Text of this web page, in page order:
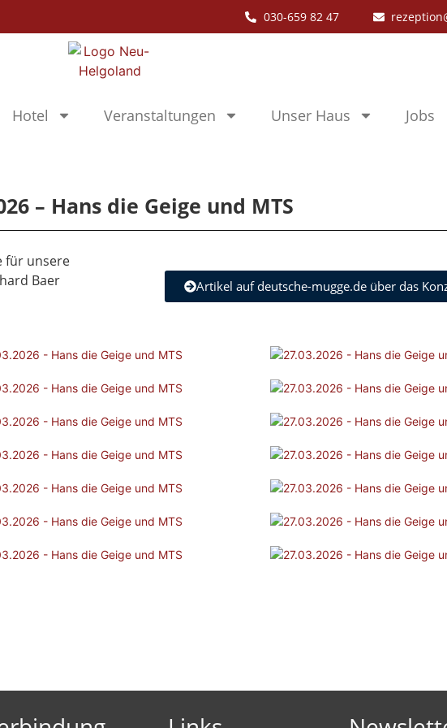
030-659 82 47
Hotel Veranstaltungen Unser Haus Jobs
– Hans die Geige und MTS
für unsere
Baer
Artikel auf deutsche-mugge.de über das